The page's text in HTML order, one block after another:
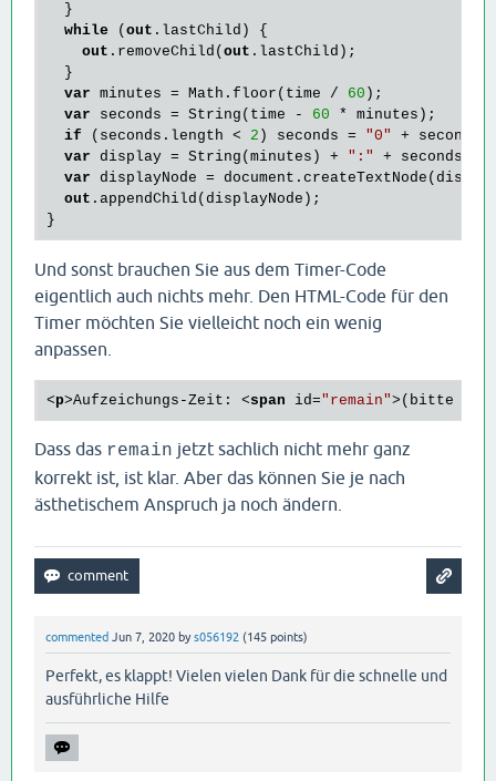
  }
while ( out .lastChild) {
out .removeChild( out .lastChild);
  }
var minutes = Math.floor(time / 60 );
var seconds = String(time - 60 * minutes);
if (seconds.length < 2 ) seconds = "0"
+ seconds;
var display = String(minutes) + ":"
+ seconds;
var displayNode =
out .appendChild(displayNode);
Und sonst brauchen Sie aus dem Timer-Code
eigentlich auch nichts mehr. Den HTML-Code für den
Timer möchten Sie vielleicht noch ein wenig
anpassen.
<p>Aufzeichungs-Zeit: <span id="remain"> (bitte
Dass das remain jetzt sachlich nicht mehr ganz
korrekt ist, ist klar. Aber das können Sie je nach
ästhetischem Anspruch ja noch ändern.
commented Jun 7, 2020 bys056192 (145 points)
Perfekt, es klappt! Vielen vielen Dank für die schnelle und
ausführliche Hilfe